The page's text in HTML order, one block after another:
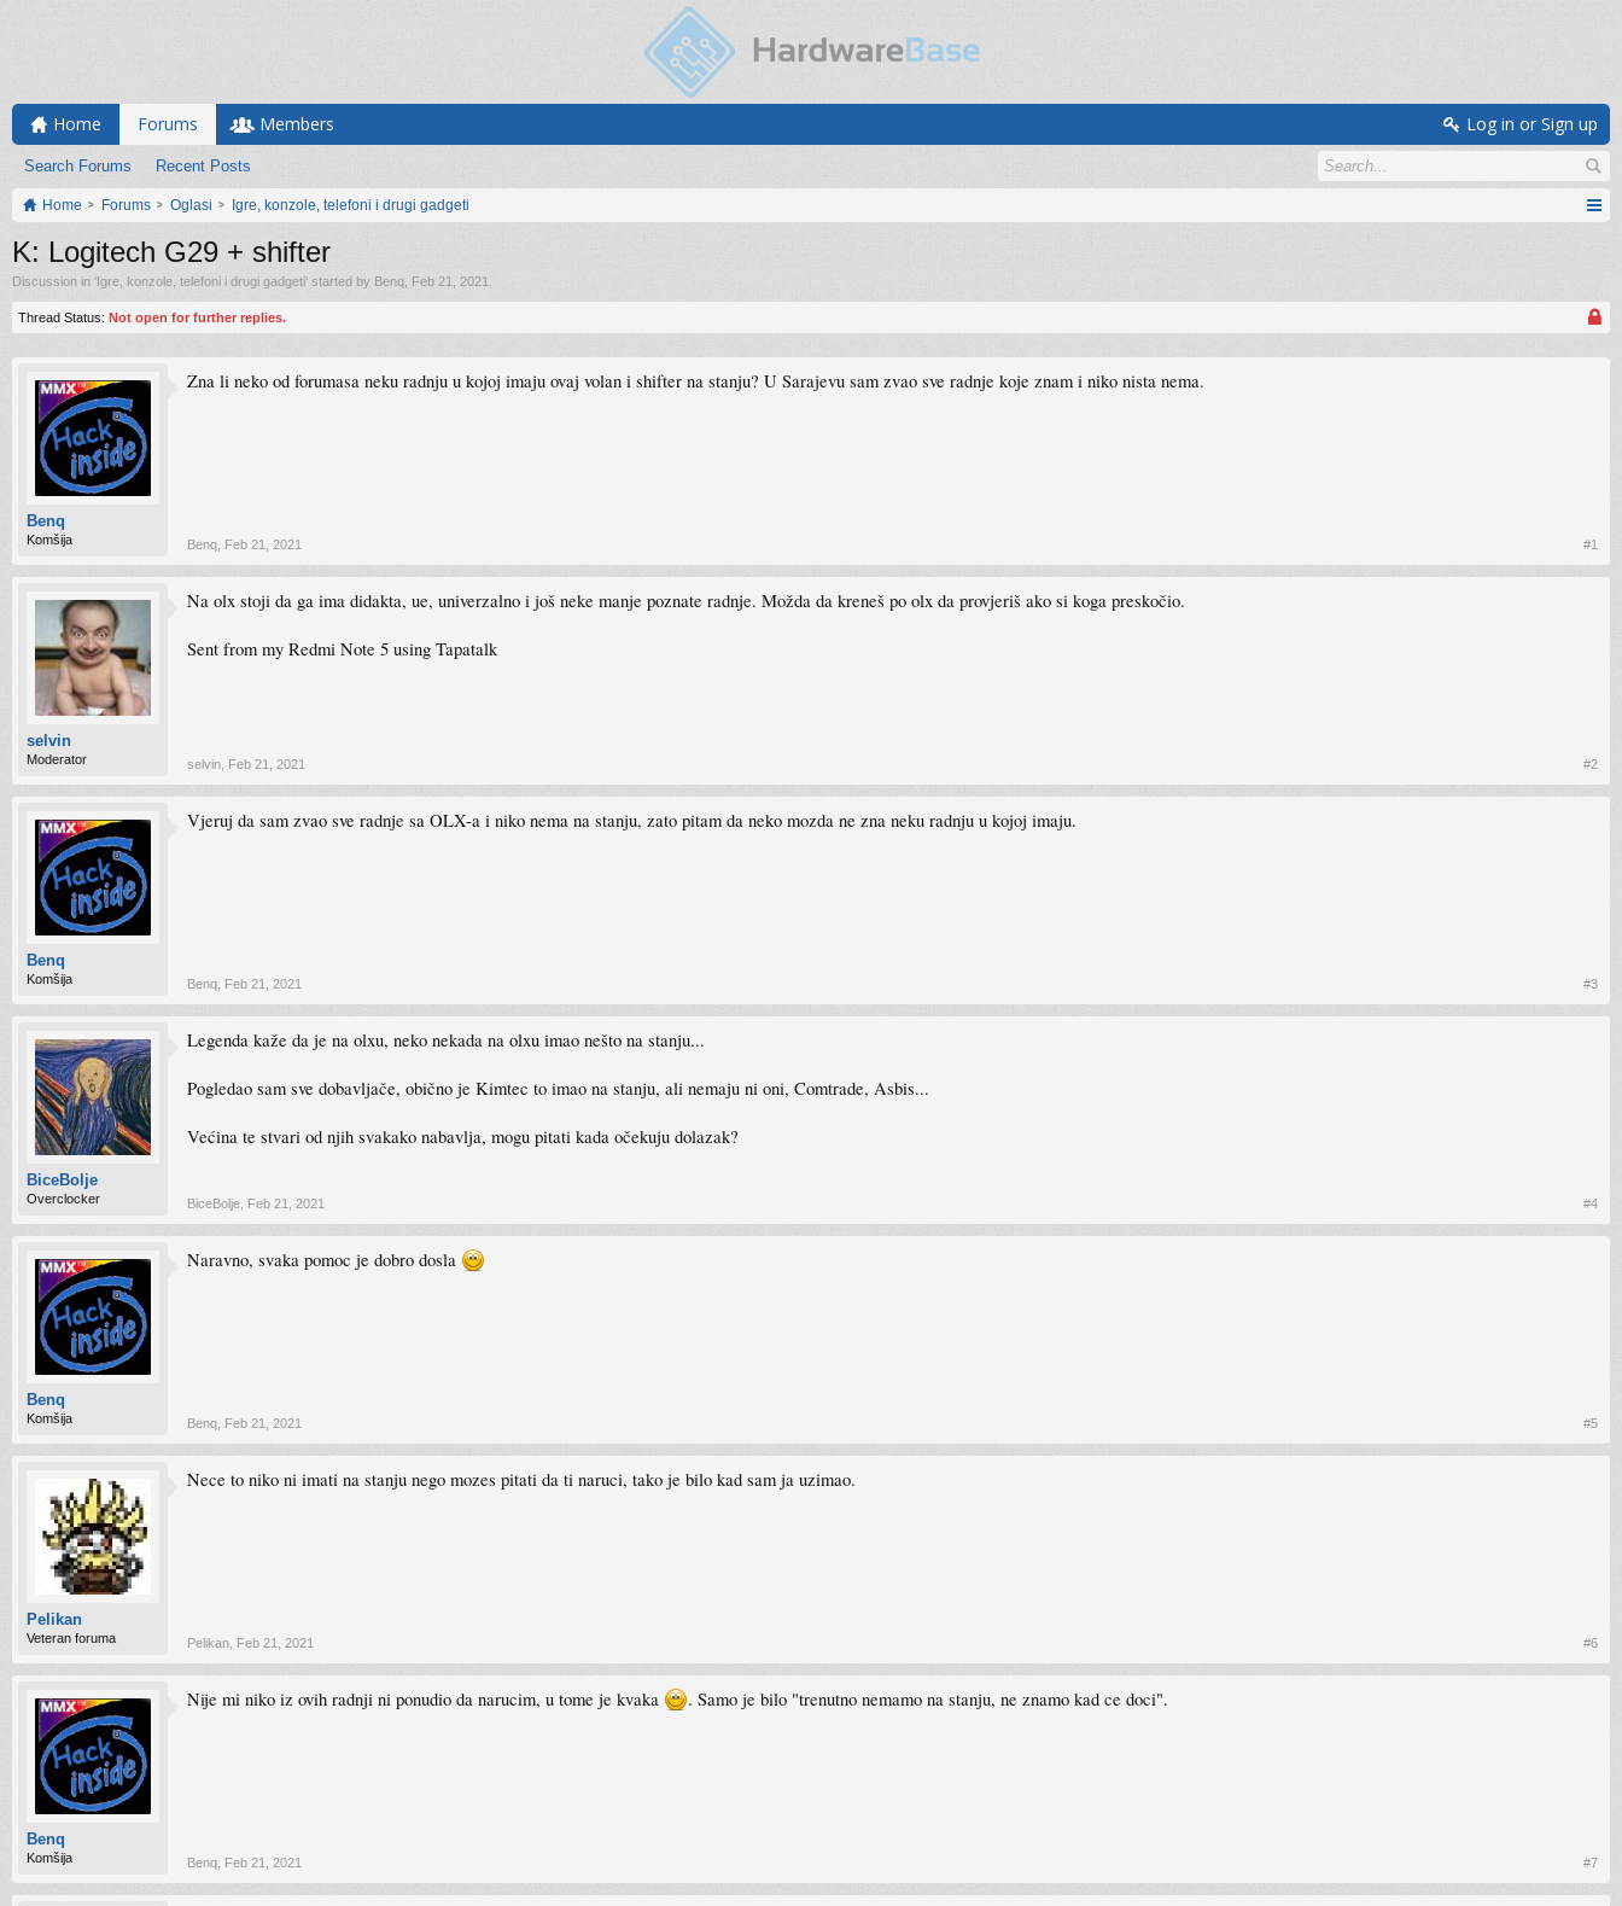
Home Forums
Search Forums Recent Posts
Members Log in or Sign up
Home Forums Oglasi Igre, konzole, telefoni i drugi gadgeti
K: Logitech G29 + shifter
Discussion in 'Igre, konzole, telefoni i drugi gadgeti' started by Benq Feb 21, 2021
Thread Status: Not open for further replies.
Benq
Komšija
Zna li neko od forumasa neku radnju u kojoj imaju ovaj volan i shifter na stanju? U Sarajevu sam zvao sve radnje koje znam i niko nista nema.
Benq Feb 21, 2021 #1
selvin
Moderator
Na olx stoji da ga ima didakta, ue, univerzalno i još neke manje poznate radnje. Možda da kreneš po olx da provjeriš ako si koga preskočio.
Sent from my Redmi Note 5 using Tapatalk
selvin Feb 21, 2021 #2
Benq
Komšija
Vjeruj da sam zvao sve radnje sa OLX-a i niko nema na stanju, zato pitam da neko mozda ne zna neku radnju u kojoj imaju.
Benq Feb 21, 2021 #3
BiceBolje
Overclocker
Legenda kaže da je na olxu, neko nekada na olxu imao nešto na stanju...
Pogledao sam sve dobavljače, obično je Kimtec to imao na stanju, ali nemaju ni oni, Comtrade, Asbis...
Većina te stvari od njih svakako nabavlja, mogu pitati kada očekuju dolazak?
BiceBolje Feb 21, 2021 #4
Benq
Komšija
Naravno, svaka pomoc je dobro dosla
Benq Feb 21, 2021 #5
Pelikan
Veteran foruma
Nece to niko ni imati na stanju nego mozes pitati da ti naruci, tako je bilo kad sam ja uzimao.
Pelikan Feb 21, 2021 #6
Benq
Komšija
Nije mi niko iz ovih radnji ni ponudio da narucim, u tome je kvaka . Samo je bilo "trenutno nemamo na stanju, ne znamo kad ce doci".
Benq Feb 21, 2021 #7